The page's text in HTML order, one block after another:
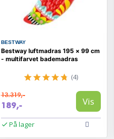
BESTWAY
Bestway luftmadras 195 × 99 cm
- multifarvet bademadras
(4)
13.319,-
189,- Vis
På lager